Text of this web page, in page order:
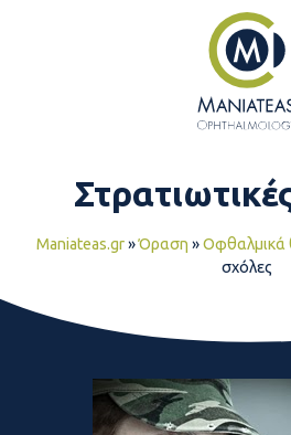
Maniateas.gr»Όραση »Οφθαλμικά
σχόλες